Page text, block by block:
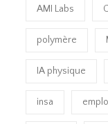
AMI Labs
polymère
IA physique
insa